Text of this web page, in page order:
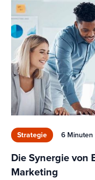
Strategie 6 Minuten
Die Synergie von
Marketing